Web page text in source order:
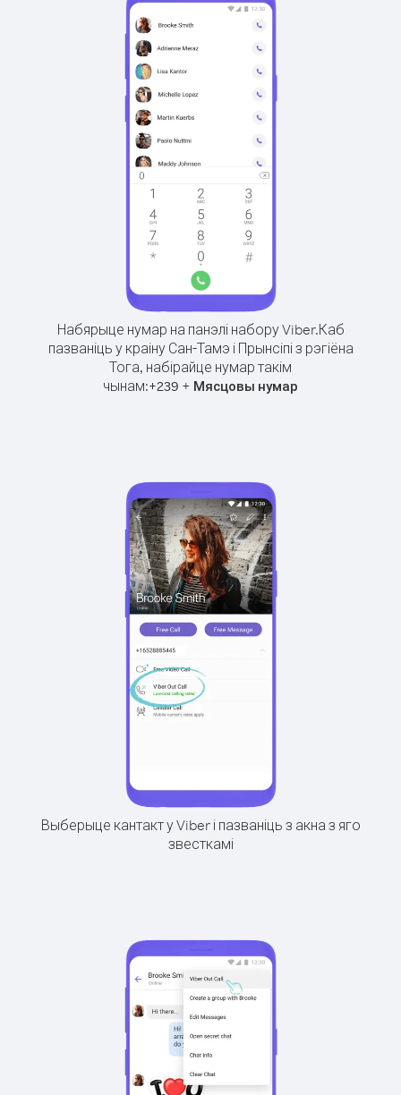
Набярыце нумар на панэлі набору Viber.Каб
пазваніць у краіну Сан-Тамэ і Прынсіпі з рэгіёна
Тога, набірайце нумар такім
чынам:+239 + Мясцовы нумар
Выберыце кантакт у Viber і пазваніць з акна з яго
звесткамі